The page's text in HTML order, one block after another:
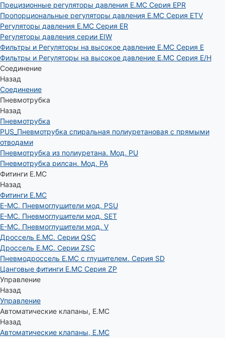
Прецизионные регуляторы давления E.MC Серия EPR
Пропорциональные регуляторы давления E.MC Серия ETV
Регуляторы давления E.MC Серия ER
Регуляторы давления серии EIW
Фильтры и Регуляторы на высокое давление E.MC Серия E
Фильтры и Регуляторы на высокое давление E.MC Серия E/H
Соединение
Назад
Соединение
Пневмотрубка
Назад
Пневмотрубка
PUS_Пневмотрубка спиральная полиуретановая с прямыми
отводами
Пневмотрубка из полиуретана. Мод. РU
Пневмотрубка рилсан. Мод. PA
Фитинги E.MC
Назад
Фитинги E.MC
E-MC. Пневмоглушители мод. PSU
E-MC. Пневмоглушители мод. SET
E-MC. Пневмоглушители мод. V
Дроссель E.MC. Серии QSC
Дроссель E.MC. Серии ZSC
Пневмодроссель E.MC с глушителем. Серия SD
Цанговые фитинги E.MC Серия ZP
Управление
Назад
Управление
Автоматические клапаны, Е.МС
Назад
Автоматические клапаны, Е.МС